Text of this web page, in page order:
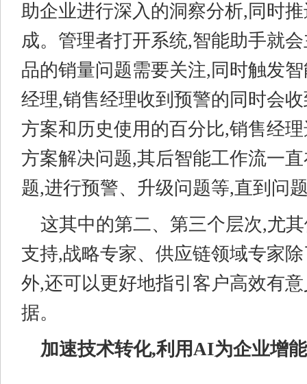
助企业进行深入的洞察分析,同时
成。管理者打开系统,智能助手就
品的销量问题需要关注,同时触发
经理,销售经理收到预警的同时会
方案和历史使用的百分比,销售经
方案解决问题,其后智能工作流一
题,进行预警、升级问题等,直到问
这其中的第二、第三个层次,尤
支持,战略专家、供应链领域专家
外,还可以更好地指引客户高效有
据。
加速技术转化,利用AI为企业增能